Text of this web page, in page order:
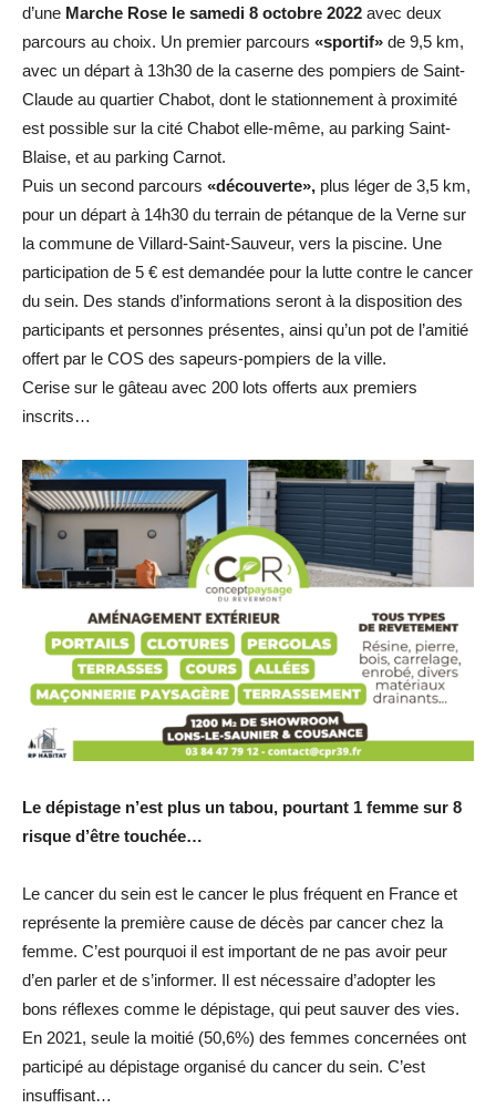
d’une Marche Rose le samedi 8 octobre 2022 avec deux
parcours au choix. Un premier parcours «sportif» de 9,5 km,
avec un départ à 13h30 de la caserne des pompiers de Saint-
Claude au quartier Chabot, dont le stationnement à proximité
est possible sur la cité Chabot elle-même, au parking Saint-
Blaise, et au parking Carnot.
Puis un second parcours «découverte», plus léger de 3,5 km,
pour un départ à 14h30 du terrain de pétanque de la Verne sur
la commune de Villard-Saint-Sauveur, vers la piscine. Une
participation de 5 € est demandée pour la lutte contre le cancer
du sein. Des stands d’informations seront à la disposition des
participants et personnes présentes, ainsi qu’un pot de l’amitié
offert par le COS des sapeurs-pompiers de la ville.
Cerise sur le gâteau avec 200 lots offerts aux premiers
inscrits…
Le dépistage n’est plus un tabou, pourtant 1 femme sur 8
risque d’être touchée…
Le cancer du sein est le cancer le plus fréquent en France et
représente la première cause de décès par cancer chez la
femme. C’est pourquoi il est important de ne pas avoir peur
d’en parler et de s’informer. Il est nécessaire d’adopter les
bons réflexes comme le dépistage, qui peut sauver des vies.
En 2021, seule la moitié (50,6%) des femmes concernées ont
participé au dépistage organisé du cancer du sein. C’est
insuffisant…